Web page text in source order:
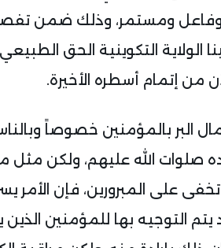
ومستمر، وذلك ضمن
الولاية التكوينية الحق
من إتمام أسطره الأخيرة.
البر بالمؤمنين خصوصاً
صلوات الله عليهم، ولكن مثل
على المبرورين، فإن الأمر
التوجيه بها للمؤمنين